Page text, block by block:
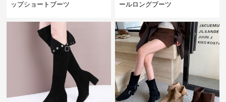
ップショートブーツ
ールロングブーツ